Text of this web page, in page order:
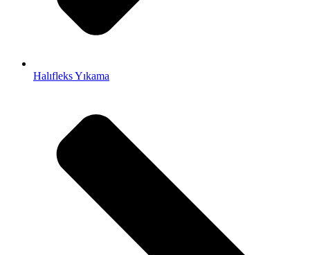
Halıfleks Yıkama